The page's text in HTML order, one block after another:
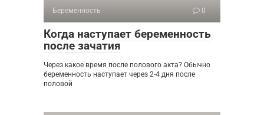
Беременность 0
Когда наступает беременность
после зачатия
Через какое время после полового акта? Обычно
беременность наступает через 2-4 дня после
половой